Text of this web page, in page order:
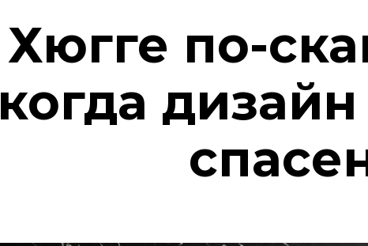
Хюгге по-
когда